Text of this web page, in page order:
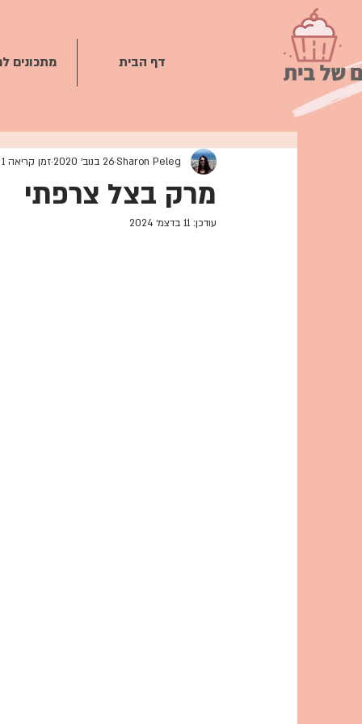
דף הבית מתכונים
מרק בצל צרפתי
Sharon Peleg 26 בנוב׳ 2020 זמן קריאה 1 דקות
עודכן: 11 בדצמ׳ 2024